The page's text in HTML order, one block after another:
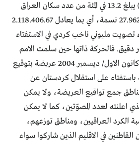
(اربيل، دهوك، سليمانية) يبلغ 13.2 في المئة من عدد سكان العراق
البالغ عددهم وقتها 27.962.968 نسمة، أي بما يعادل 2.118.406.67
تصويت مليوني ناخب كردي في الاستفتاء
دقيق. فالحركة ذاتها حين سلمت الامم
المتحدة، قبل الاستفتاء في كانون الاول/ ديسمبر 2004 عريضة بتوقيع
باستفتاء على استقلال كردستان عن
جمع تواقيع العريضة، ولا يمكن
اعلنته لعدد المصوّتين، كما لا يمكن
الكرد العراقيين، ومناطق توزعهم،
في الاقليم الذين شاركوا سواء